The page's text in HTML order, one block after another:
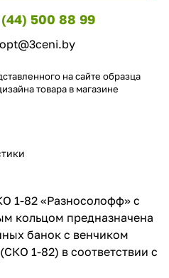
(44) 500 88 99
opt@3ceni.by
на сайте образца
товара в магазине
1-82 «Разносолофф» с
кольцом предназначена
банок с венчиком
1-82) в соответствии с